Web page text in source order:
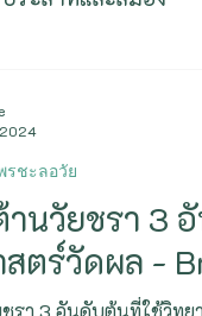
านวัยชรา 3
ตร์วัดผล -
รา 3 อันดับต้นที่ใช้วิทย
รชะลอวัย